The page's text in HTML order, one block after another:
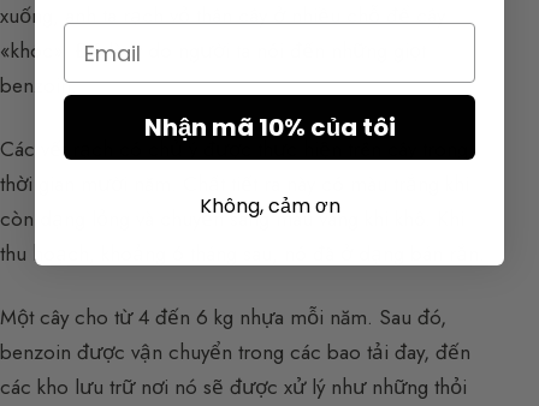
xuống, anh ta rạch vỏ thân cây ở nhiều chỗ để cây
«khóc». Đó là lý do người ta nói đến những giọt
benzoin.
Các vết rạch có chủ ý được thực hiện trên cây trong
thời gian mười năm. Chất tiết ra này có màu trắng khi
còn dạng lỏng và chuyển sang màu vàng khi khô. Khi
thu hoạch, khoảng 6 tháng sau, nó đã ở dạng bán rắn.
Một cây cho từ 4 đến 6 kg nhựa mỗi năm. Sau đó,
benzoin được vận chuyển trong các bao tải đay, đến
các kho lưu trữ nơi nó sẽ được xử lý như những thỏi
Email
Nhận mã 10% của tôi
Không, cảm ơn